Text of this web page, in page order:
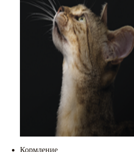
Кормление